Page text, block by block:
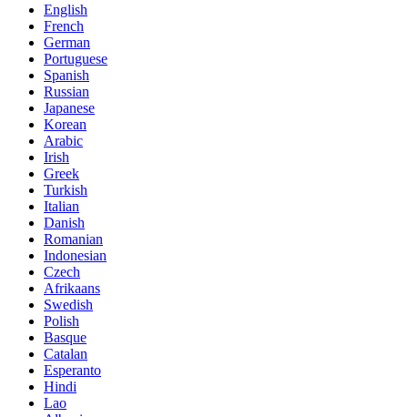
English
French
German
Portuguese
Spanish
Russian
Japanese
Korean
Arabic
Irish
Greek
Turkish
Italian
Danish
Romanian
Indonesian
Czech
Afrikaans
Swedish
Polish
Basque
Catalan
Esperanto
Hindi
Lao